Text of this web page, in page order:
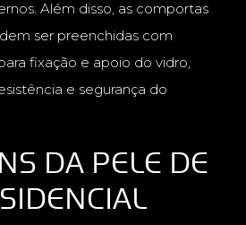
Além disso, as comportas
ser preenchidas com
fixação e apoio do vidro,
e segurança do
DA PELE DE